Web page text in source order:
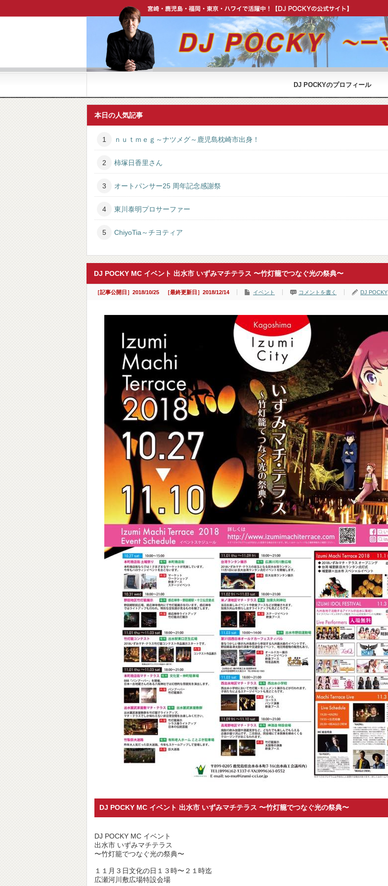
宮崎・鹿児島・福岡・東京・ハワイで活躍中【DJ POCKY 公式 ウェブサイト】
DJ POCKYのプロフィール
本日の人気記事
ｎｕｔｍｅｇ～ナツメグ～鹿児島枕崎市出身！
柿塚日香里さん
オートパンサー25 周年記念感謝祭
東川泰明プロサーファー
ChiyoTia～チヨティア
DJ POCKY MC イベント 出水市 いずみマチテラス 〜竹灯籠でつなぐ光の祭典〜
［記事公開日］2018/10/25 ［最終更新日］2018/12/14 イベント コメントを書く DJ POCKY
DJ POCKY MC イベント 出水市 いずみマチテラス 〜竹灯籠でつなぐ光の祭典〜
DJ POCKY MC イベント
出水市 いずみマチテラス
〜竹灯籠でつなぐ光の祭典〜
１１月３日文化の日１３時〜２１時迄
広瀬河川敷広場特設会場